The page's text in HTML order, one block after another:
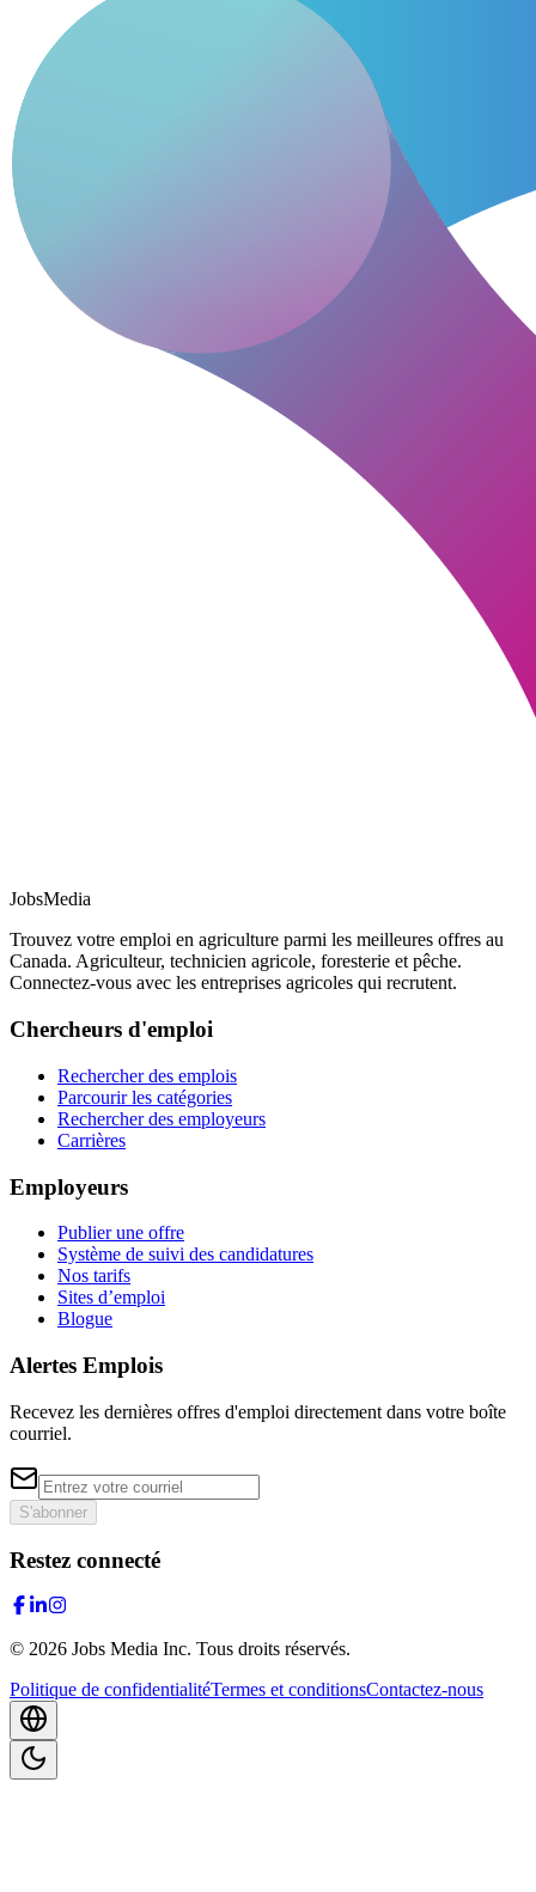
JobsMedia
Trouvez votre emploi en agriculture parmi les meilleures offres au
Canada. Agriculteur, technicien agricole, foresterie et pêche.
Connectez-vous avec les entreprises agricoles qui recrutent.
Chercheurs d'emploi
Rechercher des emplois
Parcourir les catégories
Rechercher des employeurs
Carrières
Employeurs
Publier une offre
Système de suivi des candidatures
Nos tarifs
Sites d’emploi
Blogue
Alertes Emplois
Recevez les dernières offres d'emploi directement dans votre boîte
courriel.
S'abonner
Restez connecté
© 2026 Jobs Media Inc. Tous droits réservés.
Politique de confidentialitéTermes et conditionsContactez-nous